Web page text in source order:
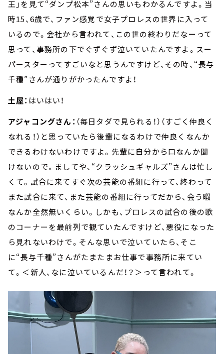
王」を見て“ダンプ松本”さんの思いもわかるんですよ。当
時15、6歳で、ファン感覚で女子プロレスの世界に入って
いるので。会社から言われて、この世の終わりだなーって
思って、事務所の下でぐずぐず泣いていたんですよ。スー
パースターってすごいなと思うんですけど、その時、“長与
千種”さんが通りがかったんですよ！
土屋： はいはい！
アジャコングさん： （毎日タダで見られる！）（すごく仲良く
なれる！）と思っていたら後輩になるわけで仲良くなんか
できるわけないわけですよ。先輩に自分から口なんか聞
けないので。ましてや、“クラッシュギャルズ”さんは忙し
くて。試合に来てすぐ次の芸能の番組に行って、終わって
また試合に来て、また芸能の番組に行ってだから、会う暇
なんか全然無いくらい。しかも、プロレスの試合の後の歌
のコーナーを最前列で観ていたんですけど、悪役になった
ら見れないわけで。そんな思いで泣いていたら、そこ
に“長与千種”さんがたまたまお仕事で事務所に来てい
て。＜新人、なに泣いているんだ！？＞って言われて。